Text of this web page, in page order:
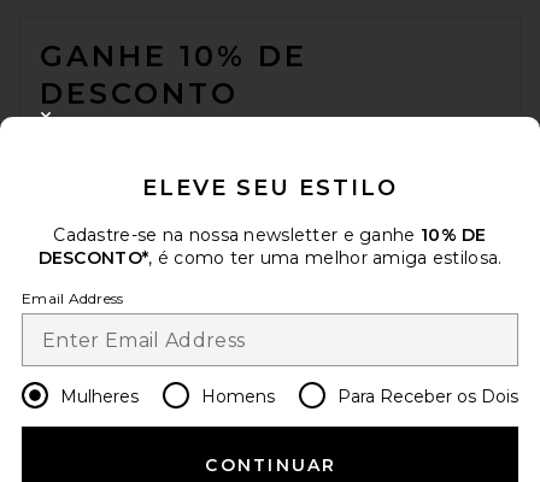
GANHE 10% DE
DESCONTO
Sign Up
Change Country Regions
AJUDE-NOS A MELHORAR!
ELEVE SEU ESTILO
Cadastre-se na nossa newsletter e ganhe 10% DE
DESCONTO*, é como ter uma melhor amiga estilosa.
Email Address
Mulheres Homens Para Receber os Dois
CONTINUAR